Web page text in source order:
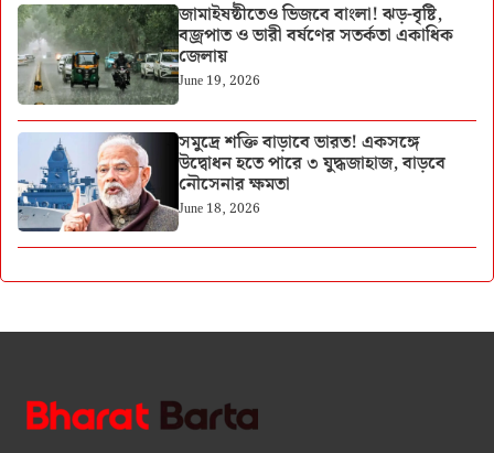
জামাইষষ্ঠীতেও ভিজবে বাংলা! ঝড়-বৃষ্টি,
বজ্রপাত ও ভারী বর্ষণের সতর্কতা একাধিক
জেলায়
June 19, 2026
সমুদ্রে শক্তি বাড়াবে ভারত! একসঙ্গে
উদ্বোধন হতে পারে ৩ যুদ্ধজাহাজ, বাড়বে
নৌসেনার ক্ষমতা
June 18, 2026